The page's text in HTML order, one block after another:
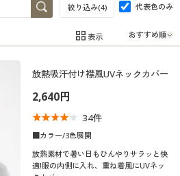
具
販すべて
絞り込み(4) 代表色のみ
のある商品のみ表示
表示
放熱吸汗付け襟風UVネックカバー
2,640円
34件
■カラー/3色展開
放熱素材で暑い日もひんやりサラッと快
適!服の内側に入れ、重ね着風にUVネッ